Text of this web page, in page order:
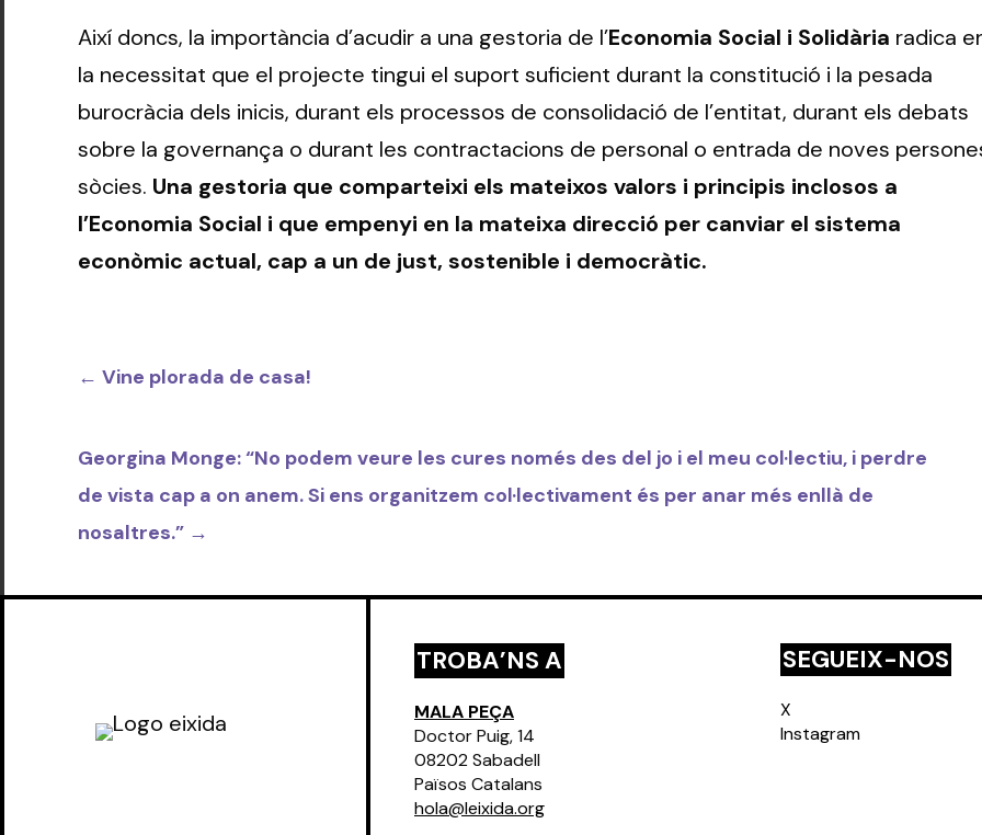
Així doncs, la importància d’acudir a una gestoria de l’Economia Social i Solidària radica
la necessitat que el projecte tingui el suport suficient durant la constitució i la pesada
burocràcia dels inicis, durant els processos de consolidació de l’entitat, durant els debats
sobre la governança o durant les contractacions de personal o entrada de noves
sòcies. Una gestoria que comparteixi els mateixos valors i principis inclosos a
l’Economia Social i que empenyi en la mateixa direcció per canviar el sistema
econòmic actual, cap a un de just, sostenible i democràtic.
← Vine plorada de casa!
Georgina Monge: “No podem veure les cures només des del jo i el meu col·lectiu, i perdre
de vista cap a on anem. Si ens organitzem col·lectivament és per anar més enllà de
nosaltres.”→
TROBA’NS A
MALA PEÇA
Doctor Puig, 14
08202 Sabadell
Països Catalans
hola@leixida.org
SEGUEIX-NOS
X
Instagram